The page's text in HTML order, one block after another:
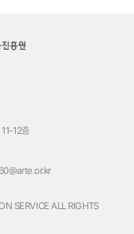
12층
SERVICE ALL RIGHTS